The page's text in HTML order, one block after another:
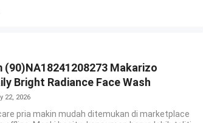
(90)NA18241208273 Makarizo
Bright Radiance Face Wash
22, 2026
pria makin mudah ditemukan di marketplace